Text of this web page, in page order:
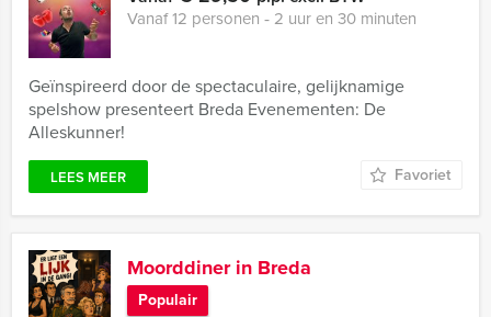
Vanaf 12 personen ‐ 2 uur en 30 minuten
Geïnspireerd door de spectaculaire, gelijknamige
spelshow presenteert Breda Evenementen: De
Alleskunner!
LEES MEER Favoriet
Moorddiner in Breda
Populair